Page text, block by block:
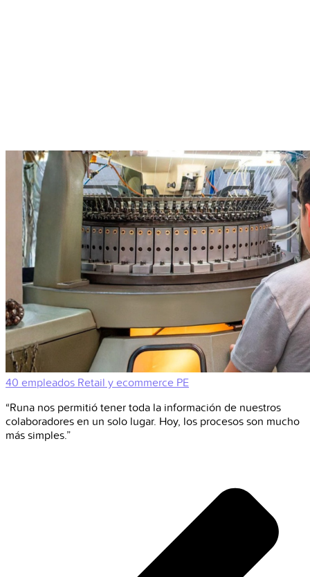
40 empleados Retail y ecommerce PE
“Runa nos permitió tener toda la información de nuestros
colaboradores en un solo lugar. Hoy, los procesos son mucho
más simples.”